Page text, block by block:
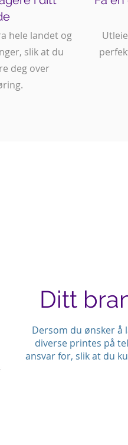
hele landet og
slik at du
deg over
Ditt
Dersom du ønsker å
diverse printes på
ansvar for, slik at du